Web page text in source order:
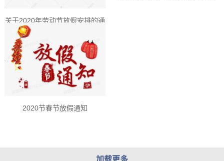
关于2020年劳动节放假安排的通
2020节春节放假通知